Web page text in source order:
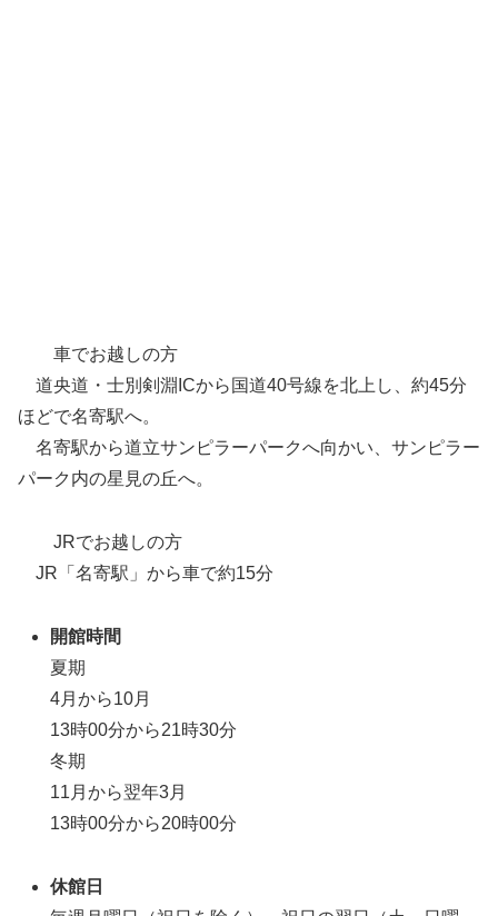
車でお越しの方
道央道・士別剣淵ICから国道40号線を北上し、約45分
ほどで名寄駅へ。
名寄駅から道立サンピラーパークへ向かい、サンピラー
パーク内の星見の丘へ。
JRでお越しの方
JR「名寄駅」から車で約15分
開館時間
夏期
4月から10月
13時00分から21時30分
冬期
11月から翌年3月
13時00分から20時00分
休館日